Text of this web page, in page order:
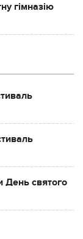
гімназію
День святого